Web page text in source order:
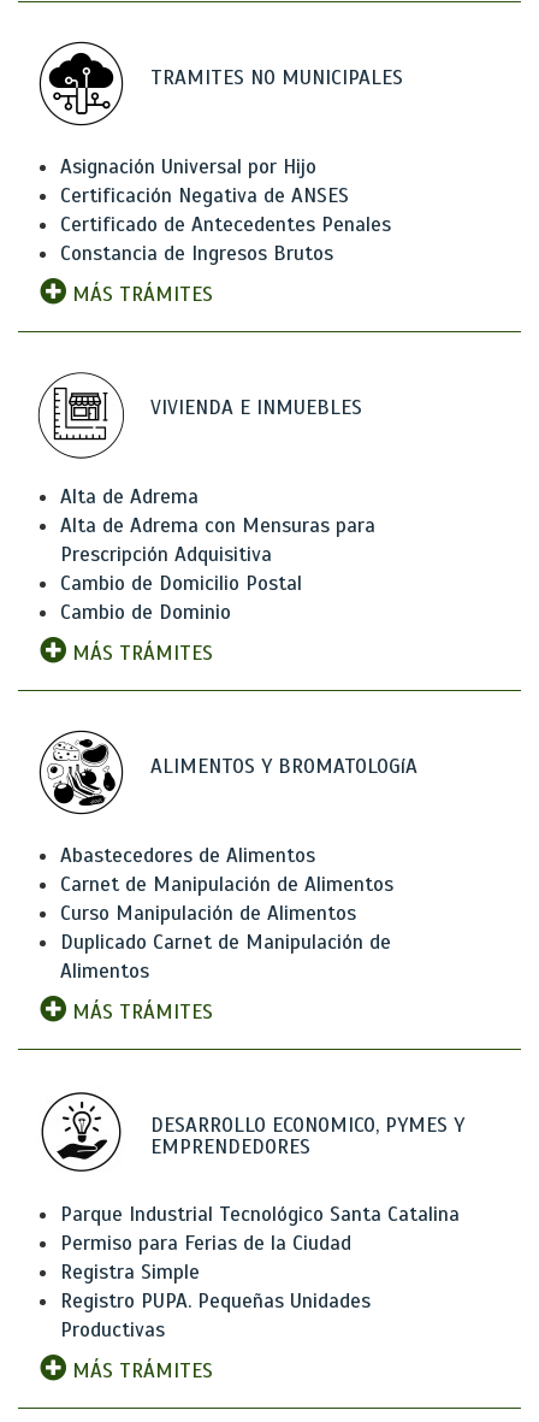
TRAMITES NO MUNICIPALES
Asignación Universal por Hijo
Certificación Negativa de ANSES
Certificado de Antecedentes Penales
Constancia de Ingresos Brutos
MÁS TRÁMITES
VIVIENDA E INMUEBLES
Alta de Adrema
Alta de Adrema con Mensuras para
Prescripción Adquisitiva
Cambio de Domicilio Postal
Cambio de Dominio
MÁS TRÁMITES
ALIMENTOS Y BROMATOLOGíA
Abastecedores de Alimentos
Carnet de Manipulación de Alimentos
Curso Manipulación de Alimentos
Duplicado Carnet de Manipulación de
Alimentos
MÁS TRÁMITES
DESARROLLO ECONOMICO, PYMES Y
EMPRENDEDORES
Parque Industrial Tecnológico Santa Catalina
Permiso para Ferias de la Ciudad
Registra Simple
Registro PUPA. Pequeñas Unidades
Productivas
MÁS TRÁMITES